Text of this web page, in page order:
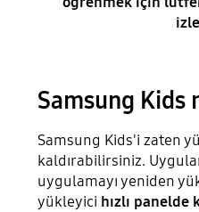
Samsung Kids
Samsung Kids'i zaten
kaldırabilirsiniz.
uygulamayı yeniden
yükleyici hızlı panelde